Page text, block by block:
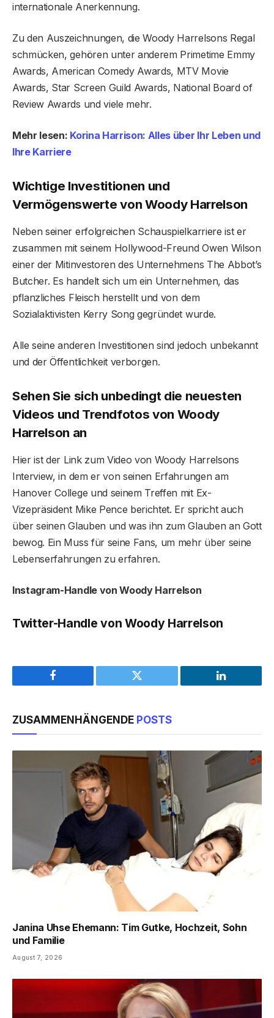
internationale Anerkennung.
Zu den Auszeichnungen, die Woody Harrelsons Regal
schmücken, gehören unter anderem Primetime Emmy
Awards, American Comedy Awards, MTV Movie
Awards, Star Screen Guild Awards, National Board of
Review Awards und viele mehr.
Mehr lesen: Korina Harrison: Alles über Ihr Leben und
Ihre Karriere
Wichtige Investitionen und
Vermögenswerte von Woody Harrelson
Neben seiner erfolgreichen Schauspielkarriere ist er
zusammen mit seinem Hollywood-Freund Owen Wilson
einer der Mitinvestoren des Unternehmens The Abbot’s
Butcher. Es handelt sich um ein Unternehmen, das
pflanzliches Fleisch herstellt und von dem
Sozialaktivisten Kerry Song gegründet wurde.
Alle seine anderen Investitionen sind jedoch unbekannt
und der Öffentlichkeit verborgen.
Sehen Sie sich unbedingt die neuesten
Videos und Trendfotos von Woody
Harrelson an
Hier ist der Link zum Video von Woody Harrelsons
Interview, in dem er von seinen Erfahrungen am
Hanover College und seinem Treffen mit Ex-
Vizepräsident Mike Pence berichtet. Er spricht auch
über seinen Glauben und was ihn zum Glauben an Gott
bewog. Ein Muss für seine Fans, um mehr über seine
Lebenserfahrungen zu erfahren.
Instagram-Handle von Woody Harrelson
Twitter-Handle von Woody Harrelson
Facebook Twitter LinkedIn
ZUSAMMENHÄNGENDE POSTS
Janina Uhse Ehemann: Tim Gutke, Hochzeit, Sohn
und Familie
August 7, 2026